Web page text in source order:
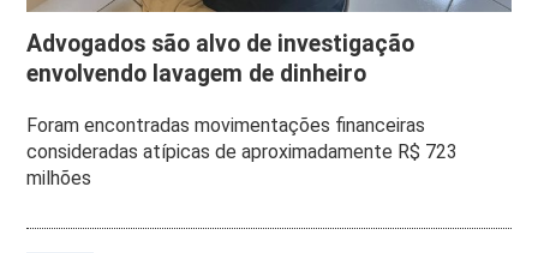
Advogados são alvo de investigação
envolvendo lavagem de dinheiro
Foram encontradas movimentações financeiras
consideradas atípicas de aproximadamente R$ 723
milhões